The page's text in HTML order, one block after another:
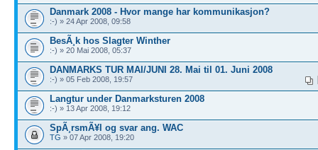
Danmark 2008 - Hvor mange har kommunikasjon?
:-) » 24 Apr 2008, 09:58
BesÃ¸k hos Slagter Winther
:-) » 20 Mai 2008, 05:37
DANMARKS TUR MAI/JUNI 28. Mai til 01. Juni 2008
:-) » 05 Feb 2008, 19:57
Langtur under Danmarksturen 2008
:-) » 13 Apr 2008, 19:12
SpÃ¸rsmÃ¥l og svar ang. WAC
TG » 07 Apr 2008, 19:20